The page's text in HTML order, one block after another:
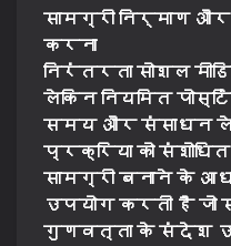
सामग्री निर्माण और
करना
निरंतरता सोशल
लेकिन नियमित
समय और संसाधन
प्रक्रिया को
सामग्री बनाने के
उपयोग करती है
गुणवत्ता के संदेश